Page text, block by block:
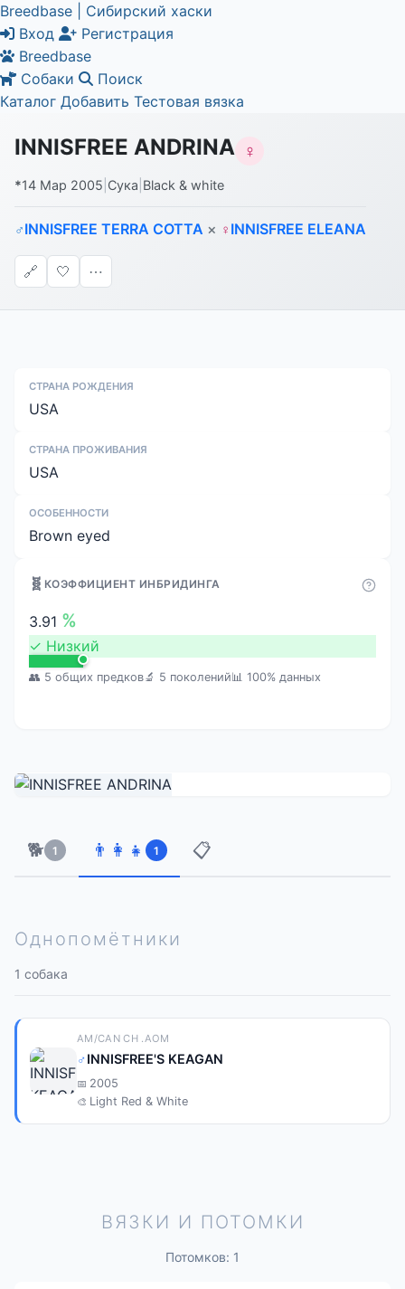
Breedbase | Сибирский хаски
Вход
Регистрация
Breedbase
Собаки
Поиск
Каталог Добавить Тестовая вязка
INNISFREE ANDRINA ♀
*14 Мар 2005 Сука Black & white
♂INNISFREE TERRA COTTA × ♀ INNISFREE ELEANA
🔗 🤍 ⋯
СТРАНА РОЖДЕНИЯ
USA
СТРАНА ПРОЖИВАНИЯ
USA
ОСОБЕННОСТИ
Brown eyed
🧬 КОЭФФИЦИЕНТ ИНБРИДИНГА
3.91 %
✓ Низкий
👥 5 общих предков🔬 5 поколений📊 100% данных
🐕 1 👨‍👩‍👧 1 📋
Однопомётники
1 собака
AM/CAN CH .AOM
♂ INNISFREE'S KEAGAN
2005
Light Red & White
ВЯЗКИ И ПОТОМКИ
Потомков: 1